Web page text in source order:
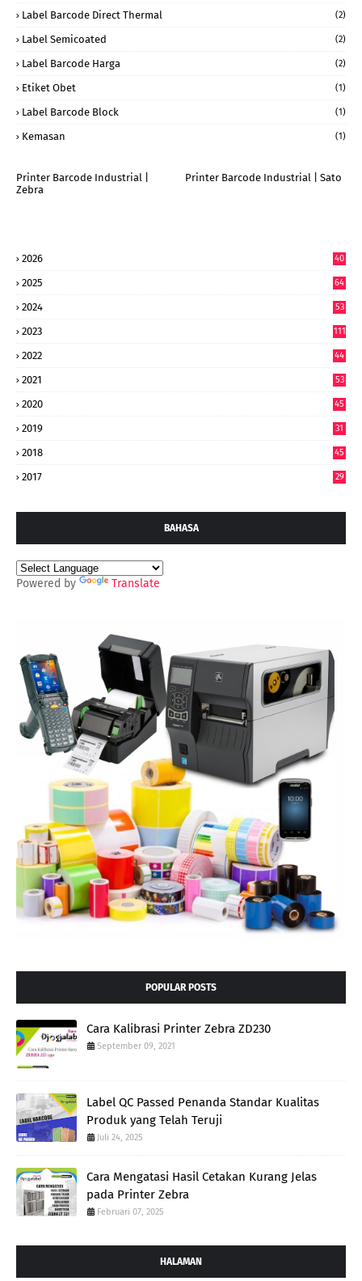
Label Barcode Direct Thermal (2)
Label Semicoated (2)
Label Barcode Harga (2)
Etiket Obet (1)
Label Barcode Block (1)
Kemasan (1)
Printer Barcode Industrial |
Zebra
Printer Barcode Industrial | Sato
2026
40
2025
64
2024
53
2023 111
2022
44
2021 53
2020 45
2019 31
2018 45
2017 29
BAHASA
Powered by Translate
POPULAR POSTS
Cara Kalibrasi Printer Zebra ZD230
September 09, 2021
Label QC Passed Penanda Standar Kualitas
Produk yang Telah Teruji
Juli 24, 2025
Cara Mengatasi Hasil Cetakan Kurang Jelas
pada Printer Zebra
Februari 07, 2025
HALAMAN